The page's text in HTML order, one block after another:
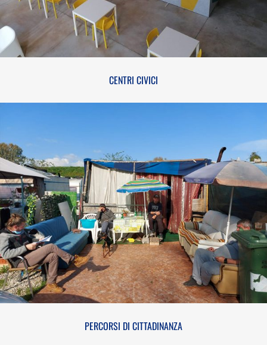
CENTRI CIVICI
PERCORSI DI CITTADINANZA
PERCORSI DI CITTADINANZA